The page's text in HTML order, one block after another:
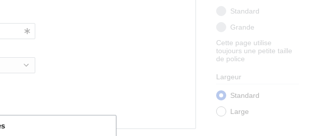
Standard
Grande
Cette page utilise
toujours une petite taille
de police
Largeur
Standard
Large